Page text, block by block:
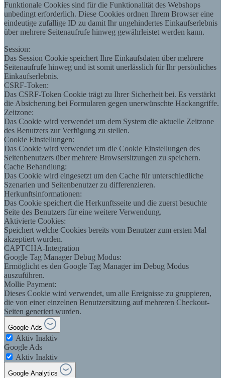
Funktionale Cookies sind für die Funktionalität des Webshops
unbedingt erforderlich. Diese Cookies ordnen Ihrem Browser eine
eindeutige zufällige ID zu damit Ihr ungehindertes Einkaufserlebnis
über mehrere Seitenaufrufe hinweg gewährleistet werden kann.
Session:
Das Session Cookie speichert Ihre Einkaufsdaten über mehrere
Seitenaufrufe hinweg und ist somit unerlässlich für Ihr persönliches
Einkaufserlebnis.
CSRF-Token:
Das CSRF-Token Cookie trägt zu Ihrer Sicherheit bei. Es verstärkt
die Absicherung bei Formularen gegen unerwünschte Hackangriffe.
Zeitzone:
Das Cookie wird verwendet um dem System die aktuelle Zeitzone
des Benutzers zur Verfügung zu stellen.
Cookie Einstellungen:
Das Cookie wird verwendet um die Cookie Einstellungen des
Seitenbenutzers über mehrere Browsersitzungen zu speichern.
Cache Behandlung:
Das Cookie wird eingesetzt um den Cache für unterschiedliche
Szenarien und Seitenbenutzer zu differenzieren.
Herkunftsinformationen:
Das Cookie speichert die Herkunftsseite und die zuerst besuchte
Seite des Benutzers für eine weitere Verwendung.
Aktivierte Cookies:
Speichert welche Cookies bereits vom Benutzer zum ersten Mal
akzeptiert wurden.
CAPTCHA-Integration
Google Tag Manager Debug Modus:
Ermöglicht es den Google Tag Manager im Debug Modus
auszuführen.
Mollie Payment:
Dieses Cookie wird verwendet, um alle Ereignisse zu gruppieren,
die von einer einzelnen Benutzersitzung auf mehreren Checkout-
Seiten generiert wurden.
Google Ads
Aktiv Inaktiv
Google Ads
Aktiv Inaktiv
Google Analytics